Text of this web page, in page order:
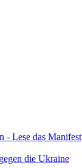
- Lese das Manifest
die Ukraine